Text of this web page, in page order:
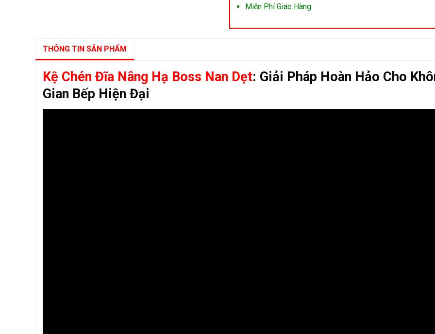
Miễn Phí Giao Hàng
THÔNG TIN SẢN PHẨM
Kệ Chén Đĩa Nâng Hạ Boss Nan Dẹt: Giải Pháp Hoàn Hảo Cho
Gian Bếp Hiện Đại